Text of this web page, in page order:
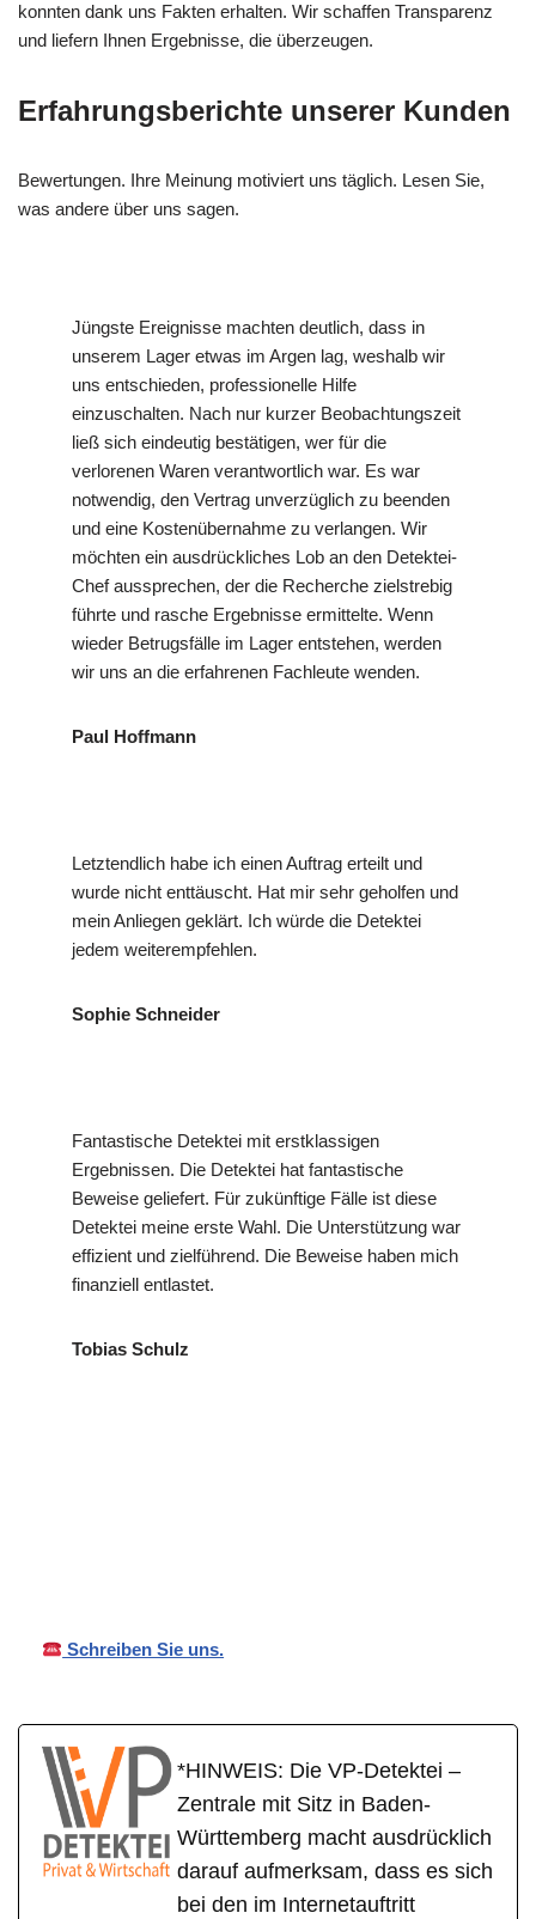
konnten dank uns Fakten erhalten. Wir schaffen Transparenz
und liefern Ihnen Ergebnisse, die überzeugen.
Erfahrungsberichte unserer Kunden
Bewertungen. Ihre Meinung motiviert uns täglich. Lesen Sie,
was andere über uns sagen.
Jüngste Ereignisse machten deutlich, dass in
unserem Lager etwas im Argen lag, weshalb wir
uns entschieden, professionelle Hilfe
einzuschalten. Nach nur kurzer Beobachtungszeit
ließ sich eindeutig bestätigen, wer für die
verlorenen Waren verantwortlich war. Es war
notwendig, den Vertrag unverzüglich zu beenden
und eine Kostenübernahme zu verlangen. Wir
möchten ein ausdrückliches Lob an den Detektei-
Chef aussprechen, der die Recherche zielstrebig
führte und rasche Ergebnisse ermittelte. Wenn
wieder Betrugsfälle im Lager entstehen, werden
wir uns an die erfahrenen Fachleute wenden.
Paul Hoffmann
Letztendlich habe ich einen Auftrag erteilt und
wurde nicht enttäuscht. Hat mir sehr geholfen und
mein Anliegen geklärt. Ich würde die Detektei
jedem weiterempfehlen.
Sophie Schneider
Fantastische Detektei mit erstklassigen
Ergebnissen. Die Detektei hat fantastische
Beweise geliefert. Für zukünftige Fälle ist diese
Detektei meine erste Wahl. Die Unterstützung war
effizient und zielführend. Die Beweise haben mich
finanziell entlastet.
Tobias Schulz
Schreiben Sie uns.
*HINWEIS: Die VP-Detektei –
Zentrale mit Sitz in Baden-
Württemberg macht ausdrücklich
darauf aufmerksam, dass es sich
bei den im Internetauftritt